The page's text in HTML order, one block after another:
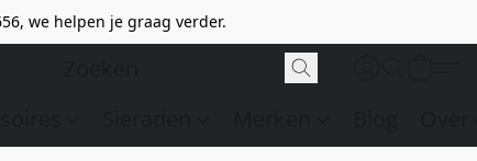
we helpen je graag verder.